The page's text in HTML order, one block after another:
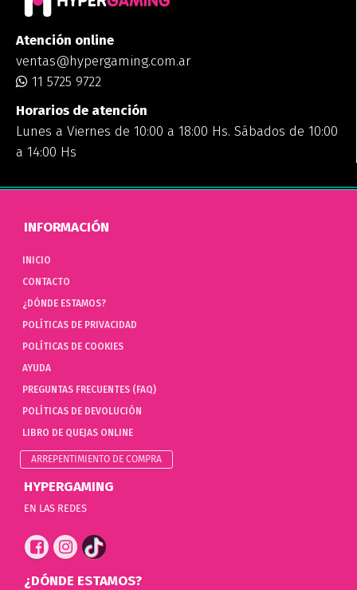
Atención online
ventas@hypergaming.com.ar
11 5725 9722
Horarios de atención
Lunes a Viernes de 10:00 a 18:00 Hs. Sábados de 10:00
a 14:00 Hs
INFORMACIÓN
INICIO
CONTACTO
¿DÓNDE ESTAMOS?
POLÍTICAS DE PRIVACIDAD
POLÍTICAS DE COOKIES
AYUDA
PREGUNTAS FRECUENTES (FAQ)
POLÍTICAS DE DEVOLUCIÓN
LIBRO DE QUEJAS ONLINE
ARREPENTIMIENTO DE COMPRA
HYPERGAMING
EN LAS REDES
¿DÓNDE ESTAMOS?